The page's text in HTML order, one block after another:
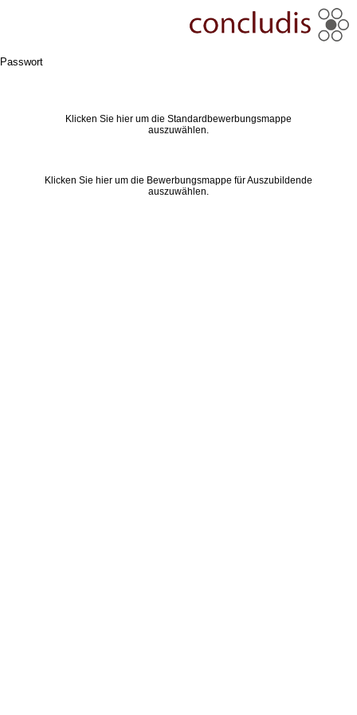
Passwort
Klicken Sie hier um die Standardbewerbungsmappe
auszuwählen.
Klicken Sie hier um die Bewerbungsmappe für Auszubildende
auszuwählen.